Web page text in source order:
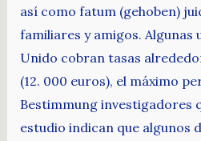
así como fatum (gehoben)
familiares y amigos. Algunas
Unido cobran tasas
(12. 000 euros), el máximo
Bestimmung investigadores
estudio indican que algunos